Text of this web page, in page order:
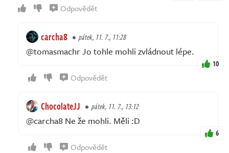
Odpovědět
carcha8 pátek, 11. 7., 11:28
@tomasmachr Jo tohle mohli zvládnout lépe.
10
Odpovědět
ChocolateJJ pátek, 11. 7., 13:12
@carcha8 Ne že mohli. Měli :D
6
Odpovědět